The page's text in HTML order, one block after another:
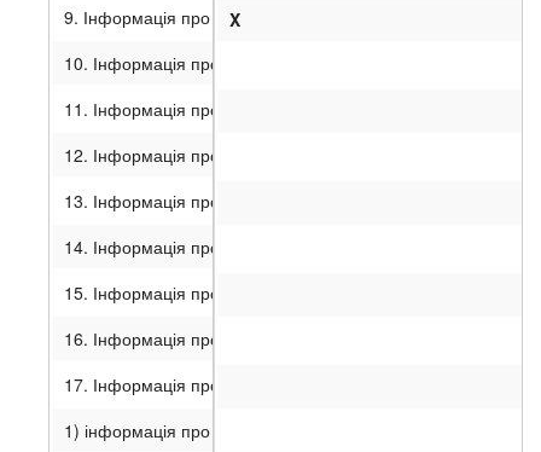
X
9. Інформація про вчинення правочинів, щодо вчинення
10. Інформація про будь-які обмеження щодо обігу цінних
11. Інформація про забезпечення випуску боргових цінних
12. Інформація про конвертацію цінних паперів.
13. Інформація про заміну управителя.
14. Інформація про керуючого іпотекою.
15. Інформація про трансформацію (перетворення)
16. Інформація про зміни в реєстрі забезпечення
17. Інформація про іпотечне покриття:
1) інформація про заміну іпотечних активів у складі